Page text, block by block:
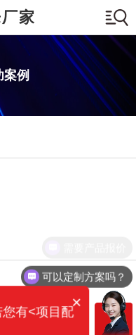
家
例
可以定制方案吗？
×
有<项目配